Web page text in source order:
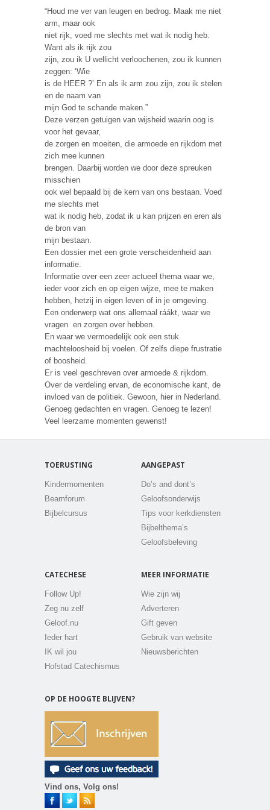
“Houd me ver van leugen en bedrog. Maak me niet
arm, maar ook
niet rijk, voed me slechts met wat ik nodig heb.
Want als ik rijk zou
zijn, zou ik U wellicht verloochenen, zou ik kunnen
zeggen: ‘Wie
is de HEER ?’ En als ik arm zou zijn, zou ik stelen
en de naam van
mijn God te schande maken.”
Deze verzen getuigen van wijsheid waarin oog is
voor het gevaar,
de zorgen en moeiten, die armoede en rijkdom met
zich mee kunnen
brengen. Daarbij worden we door deze spreuken
misschien
ook wel bepaald bij de kern van ons bestaan. Voed
me slechts met
wat ik nodig heb, zodat ik u kan prijzen en eren als
de bron van
mijn bestaan.
Een dossier met een grote verscheidenheid aan
informatie.
Informatie over een zeer actueel thema waar we,
ieder voor zich en op eigen wijze, mee te maken
hebben, hetzij in eigen leven of in je omgeving.
Een onderwerp wat ons allemaal ráákt, waar we
vragen en zorgen over hebben.
En waar we vermoedelijk ook een stuk
machteloosheid bij voelen. Of zelfs diepe frustratie
of boosheid.
Er is veel geschreven over armoede & rijkdom.
Over de verdeling ervan, de economische kant, de
invloed van de politiek. Gewoon, hier in Nederland.
Genoeg gedachten en vragen. Genoeg te lezen!
Veel leerzame momenten gewenst!
TOERUSTING
Kindermomenten
Beamforum
Bijbelcursus
AANGEPAST
Do’s and dont’s
Geloofsonderwijs
Tips voor kerkdiensten
Bijbelthema’s
Geloofsbeleving
CATECHESE
Follow Up!
Zeg nu zelf
Geloof.nu
Ieder hart
IK wil jou
Hofstad Catechismus
MEER INFORMATIE
Wie zijn wij
Adverteren
Gift geven
Gebruik van website
Nieuwsberichten
OP DE HOOGTE BLIJVEN?
Vind ons, Volg ons!